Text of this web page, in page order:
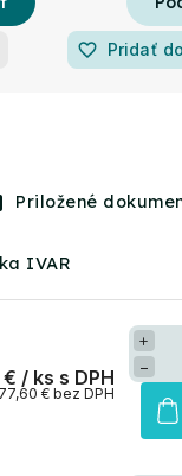
favorite_border Pridať
IVAR
€ / ks
€ bez DPH
+
−